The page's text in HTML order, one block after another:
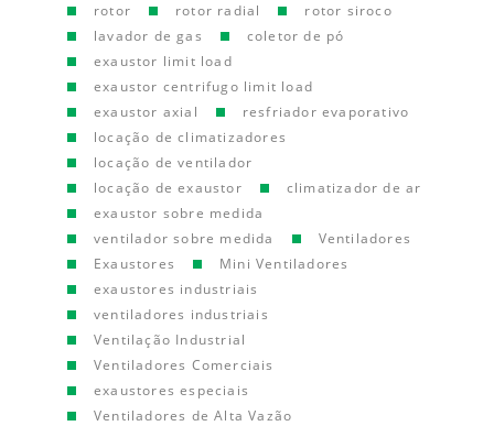
rotor
rotor radial
rotor siroco
lavador de gas
coletor de pó
exaustor limit load
exaustor centrifugo limit load
exaustor axial
resfriador evaporativo
locação de climatizadores
locação de ventilador
locação de exaustor
climatizador de ar
exaustor sobre medida
ventilador sobre medida
Ventiladores
Exaustores
Mini Ventiladores
exaustores industriais
ventiladores industriais
Ventilação Industrial
Ventiladores Comerciais
exaustores especiais
Ventiladores de Alta Vazão